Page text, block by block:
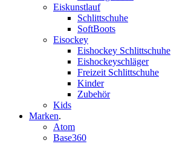
Eiskunstlauf
Schlittschuhe
SoftBoots
Eisockey
Eishockey Schlittschuhe
Eishockeyschläger
Freizeit Schlittschuhe
Kinder
Zubehör
Kids
Marken.
Atom
Base360